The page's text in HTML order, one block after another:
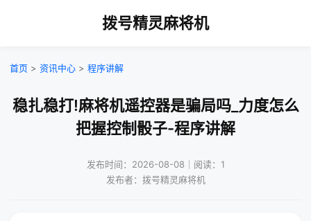
拨号精灵麻将机
首页 > 资讯中心 > 程序讲解
稳扎稳打!麻将机遥控器是骗局吗_力度怎么
把握控制骰子-程序讲解
发布时间：2026-08-08｜阅读：1
发布者：拨号精灵麻将机